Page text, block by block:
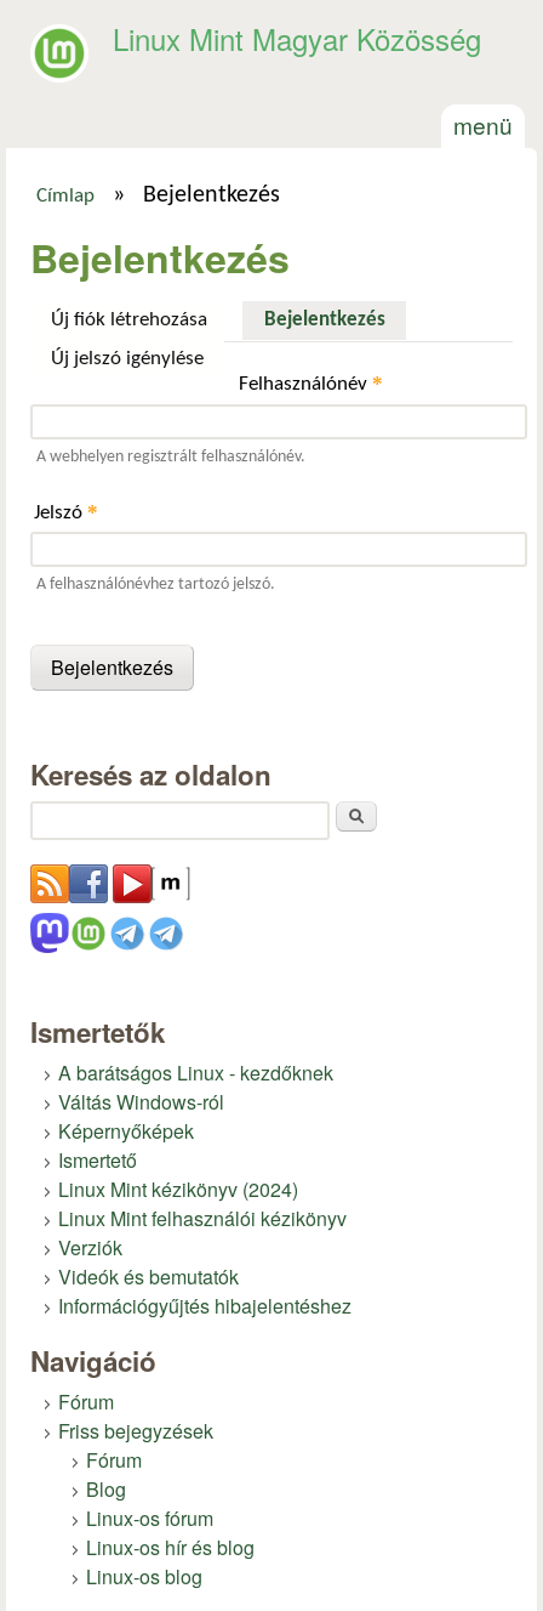
Linux Mint Magyar Közösség
menü
Címlap » Bejelentkezés
Bejelentkezés
Új fiók létrehozása Bejelentkezés(aktív fül)
Új jelszó igénylése
Felhasználónév*
A webhelyen regisztrált felhasználónév.
Jelszó *
A felhasználónévhez tartozó jelszó.
Keresés az oldalon
Ismertetők
A barátságos Linux - kezdőknek
Váltás Windows-ról
Képernyőképek
Ismertető
Linux Mint kézikönyv (2024)
Linux Mint felhasználói kézikönyv
Verziók
Videók és bemutatók
Információgyűjtés hibajelentéshez
Navigáció
Fórum
Friss bejegyzések
Fórum
Blog
Linux-os fórum
Linux-os hír és blog
Linux-os blog